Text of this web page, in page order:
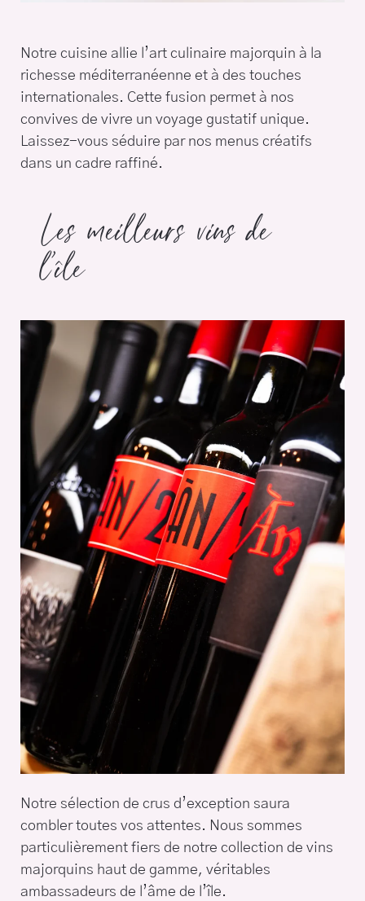
Notre cuisine allie l’art culinaire majorquin à la
richesse méditerranéenne et à des touches
internationales. Cette fusion permet à nos
convives de vivre un voyage gustatif unique.
Laissez-vous séduire par nos menus créatifs
dans un cadre raffiné.
Les meilleurs vins de
l’île
Notre sélection de crus d’exception saura
combler toutes vos attentes. Nous sommes
particulièrement fiers de notre collection de vins
majorquins haut de gamme, véritables
ambassadeurs de l’âme de l’île.